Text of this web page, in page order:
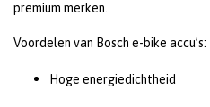
premium merken.
Voordelen van Bosch e-bike accu’s:
Hoge energiedichtheid